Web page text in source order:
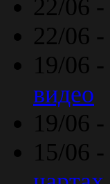
22/06 -
22/06 -
19/06 -
видео
19/06 -
15/06 -